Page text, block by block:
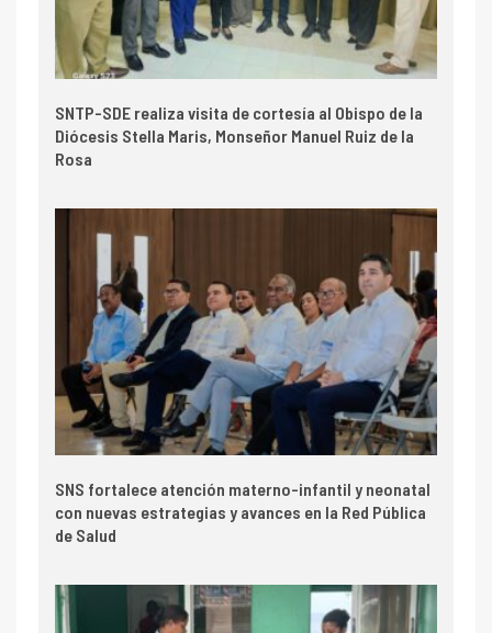
SNTP-SDE realiza visita de cortesía al Obispo de la
Diócesis Stella Maris, Monseñor Manuel Ruiz de la
Rosa
SNS fortalece atención materno-infantil y neonatal
con nuevas estrategias y avances en la Red Pública
de Salud